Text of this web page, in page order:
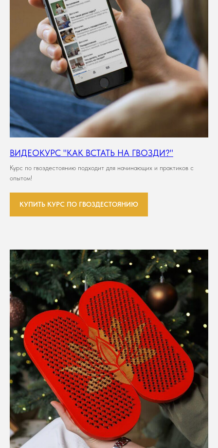
ВИДЕОКУРС "КАК ВСТАТЬ НА ГВОЗДИ?"
Курс по гвоздестоянию подходит для начинающих и практиков с
опытом!
КУПИТЬ КУРС ПО ГВОЗДЕСТОЯНИЮ